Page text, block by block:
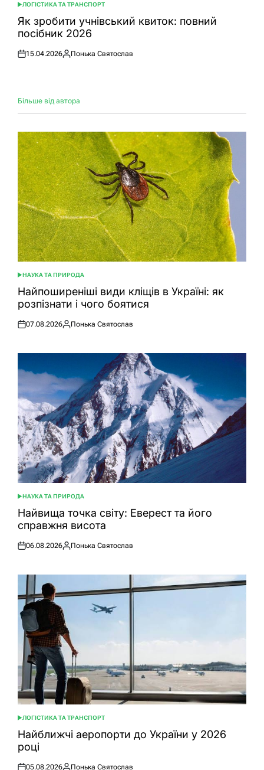
ОПУБЛІКУВАТИ
У
ЛОГІСТИКА ТА ТРАНСПОРТ
Як зробити учнівський квиток: повний
посібник 2026
Оприлюднено
15.04.2026
Опубліковано
Понька Святослав
Більше від автора
ОПУБЛІКУВАТИ
У
НАУКА ТА ПРИРОДА
Найпоширеніші види кліщів в Україні: як
розпізнати і чого боятися
Оприлюднено
07.08.2026
Опубліковано
Понька Святослав
ОПУБЛІКУВАТИ
У
НАУКА ТА ПРИРОДА
Найвища точка світу: Еверест та його
справжня висота
Оприлюднено
06.08.2026
Опубліковано
Понька Святослав
ОПУБЛІКУВАТИ
У
ЛОГІСТИКА ТА ТРАНСПОРТ
Найближчі аеропорти до України у 2026
році
05.08.2026 Понька Святослав